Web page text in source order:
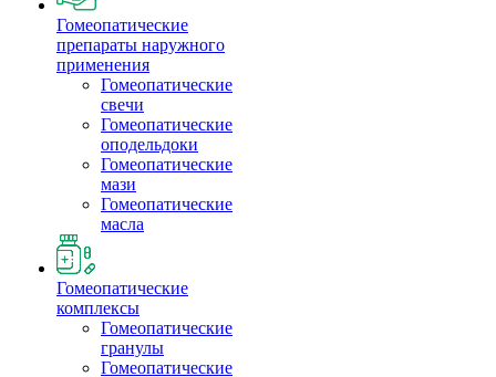
Гомеопатические
препараты наружного
применения
Гомеопатические
свечи
Гомеопатические
оподельдоки
Гомеопатические
мази
Гомеопатические
масла
Гомеопатические
комплексы
Гомеопатические
гранулы
Гомеопатические